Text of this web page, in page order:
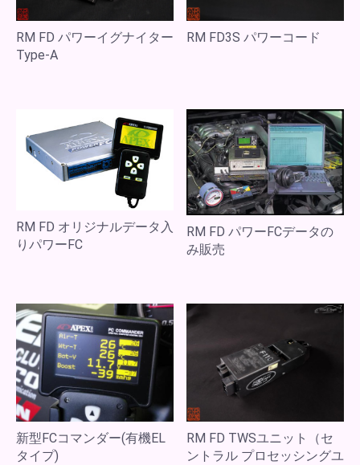
RM FD パワーイグナイター
Type-A
RM FD3S パワーコード
RM FD オリジナルデータ入
りパワーFC
RM FD パワーFCデータの
み販売
新型FCコマンダー(有機EL
タイプ)
RM FD TWSユニット（セ
ントラル プロセッシングユ